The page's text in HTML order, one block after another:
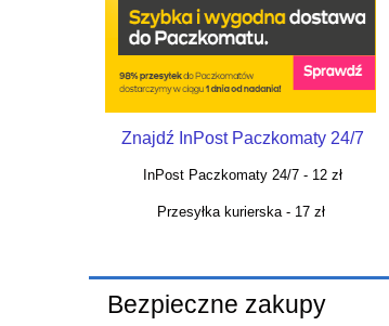
Znajdź InPost Paczkomaty 24/7
InPost Paczkomaty 24/7 - 12 zł
Przesyłka kurierska - 17 zł
Bezpieczne zakupy